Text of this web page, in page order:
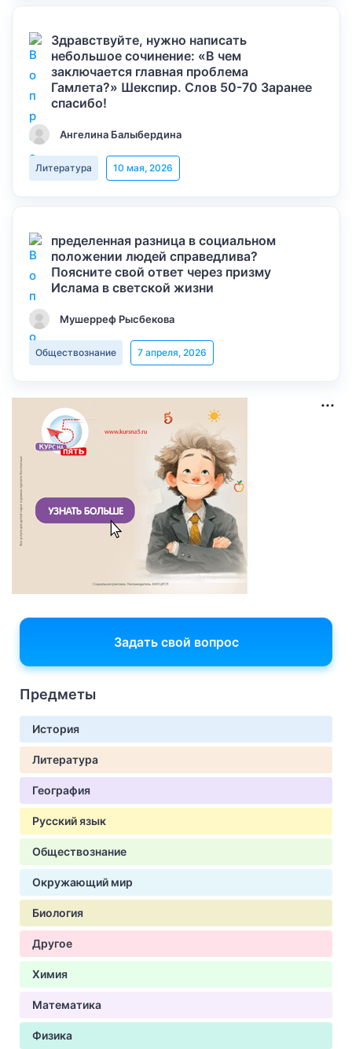
Здравствуйте, нужно написать
небольшое сочинение: «В чем
заключается главная проблема
Гамлета?» Шекспир. Слов 50-70 Заранее
спасибо!
Ангелина Балыбердина
Литература 10 мая, 2026
пределенная разница в социальном
положении людей справедлива?
Поясните свой ответ через призму
Ислама в светской жизни
Мушерреф Рысбекова
Обществознание 7 апреля, 2026
Задать свой вопрос
Предметы
История
Литература
География
Русский язык
Обществознание
Окружающий мир
Биология
Другое
Химия
Математика
Физика